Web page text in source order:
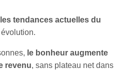
les tendances actuelles du
le bonheur augmente
revenu, sans plateau net dans